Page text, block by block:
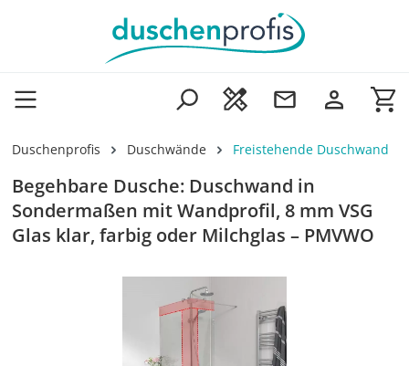
Zum Hauptinhalt springen
Duschenprofis Duschwände Freistehende Duschwand
Begehbare Dusche: Duschwand in
Sondermaßen mit Wandprofil, 8 mm VSG
Glas klar, farbig oder Milchglas – PMVWO
Bildergalerie überspringen